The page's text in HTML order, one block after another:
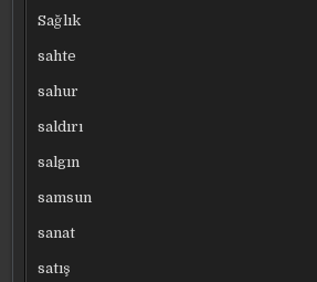
Sağlık
sahte
sahur
saldırı
salgın
samsun
sanat
satış